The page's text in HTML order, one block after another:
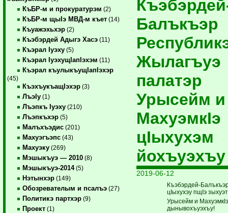
КъБР-м и прокуратурэм (2)
КъБР-м щыIэ МВД-м къет (14)
Къуажэхьхэр (2)
Къэбэрдей Адыгэ Хасэ (11)
Къэрал Iуэху (5)
Къэрал IуэхущIапIэхэм (11)
Къэрал къулыкъущIапIэхэр
(45)
КъэхъукъащIэхэр (3)
ЛъэIу (1)
Лъэпкъ Iуэху (210)
Лъэпкъхэр (5)
Малъхъэдис (201)
Махуэгъэпс (43)
Махуэку (269)
Мэшыкъуэ — 2010 (8)
Мэшыкъуэ-2014(5)
Нэтынхэр (149)
Обозревателым и псалъэ (27)
Политикэ партхэр (9)
Проект (1)
Балъкъэр
Жылагъуэ
палатэр
Урысейм и
МахуэмкIэ
цIыхухэм
йохъуэхъу
2019-06-12
Къэбэрдей-
цIыхухэу пщIэ
Урысейм и МахуэмкIэ
дынывохъуэхъу!